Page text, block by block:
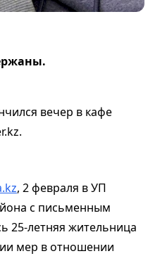
вечер в кафе
, 2 февраля в УП
с письменным
25-летняя жительница
мер в отношении